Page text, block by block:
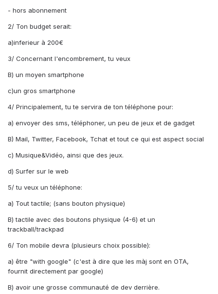
- hors abonnement
2/ Ton budget serait:
a)inferieur à 200€
3/ Concernant l'encombrement, tu veux
B) un moyen smartphone
c)un gros smartphone
4/ Principalement, tu te servira de ton téléphone pour:
a) envoyer des sms, téléphoner, un peu de jeux et de gadget
B) Mail, Twitter, Facebook, Tchat et tout ce qui est aspect social
c) Musique&Vidéo, ainsi que des jeux.
d) Surfer sur le web
5/ tu veux un téléphone:
a) Tout tactile; (sans bouton physique)
B) tactile avec des boutons physique (4-6) et un
trackball/trackpad
6/ Ton mobile devra (plusieurs choix possible):
a) être "with google" (c'est à dire que les màj sont en OTA,
fournit directement par google)
B) avoir une grosse communauté de dev derrière.